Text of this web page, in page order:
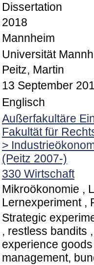
Dissertation
2018
Mannheim
Universität
Peitz, Martin
13 September
Englisch
Außerfakultäre
Fakultät für
>
(Peitz 2007-)
330 Wirtschaft
Mikroökonomie ,
Lernexperiment ,
Strategic
, restless bandits
experience
management,